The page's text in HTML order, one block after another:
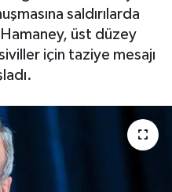
saldırılarda
Hamaney, üst düzey
için taziye mesajı